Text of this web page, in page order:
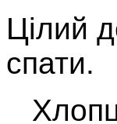
Цілий
спати.